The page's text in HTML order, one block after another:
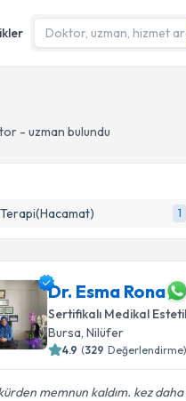
- uzman bulundu
1
Dr. Esma Rona
Sertifikalı Medikal
Bursa, Nilüfer
4.9 (329 Değerlendirme)
memnun kaldım. kez